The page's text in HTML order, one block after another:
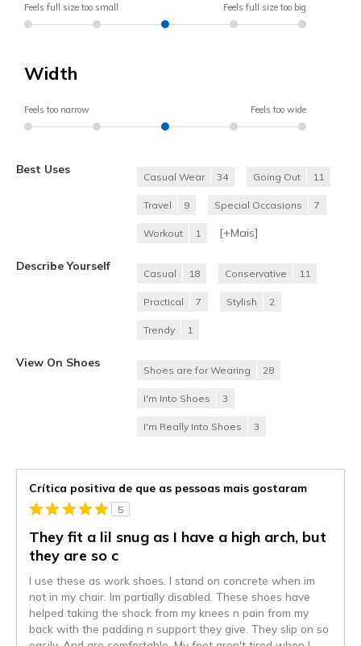
Feels full size too small Feels full size too big
Width
Feels too narrow Feels too wide
Best Uses
Casual Wear 34 Going Out 11
Travel 9 Special Occasions 7
Workout 1 [+Mais]
Describe Yourself
Casual 18 Conservative 11
Practical 7 Stylish 2
Trendy 1
View On Shoes
Shoes are for Wearing 28
I'm Into Shoes 3
I'm Really Into Shoes 3
Crítica positiva de que as pessoas mais gostaram
5
They fit a lil snug as I have a high arch, but
they are so c
I use these as work shoes. I stand on concrete when im
not in my chair. Im partially disabled. These shoes have
helped taking the shock from my knees n pain from my
back with the padding n support they give. They slip on so